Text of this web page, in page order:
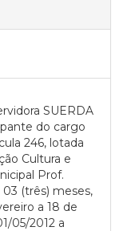
SUERDA
do cargo
246, lotada
Cultura e
Prof.
(três) meses,
a 18 de
05/2012 a